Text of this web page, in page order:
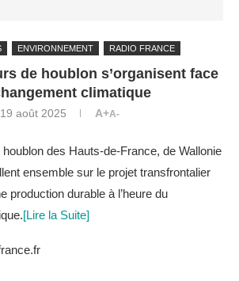
ENVIRONNEMENT RADIO FRANCE
de houblon s’organisent face
climatique
19 août 2025 A+A-
des Hauts-de-France, de Wallonie
ensemble sur le projet transfrontalier
production durable à l’heure du
[Lire la Suite]